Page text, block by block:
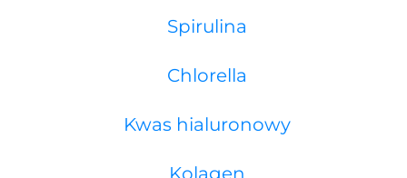
Spirulina
Chlorella
Kwas hialuronowy